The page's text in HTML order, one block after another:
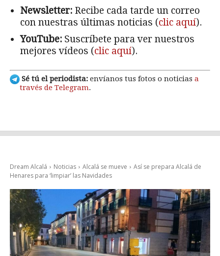
Newsletter: Recibe cada tarde un correo
con nuestras últimas noticias (clic aquí).
YouTube: Suscríbete para ver nuestros
mejores vídeos (clic aquí).
Sé tú el periodista: envíanos tus fotos o noticias a
través de Telegram.